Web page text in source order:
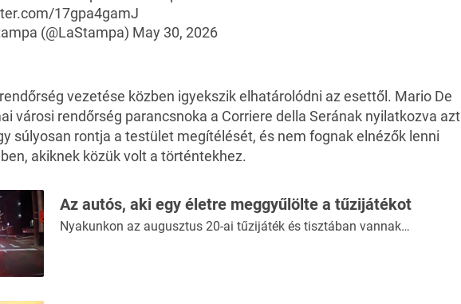
17gpa4gamJ
(@LaStampa) May 30, 2026
vezetése közben igyekszik elhatárolódni az esettől. Mario De
városi rendőrség parancsnoka a Corriere della Serának nyilatkozva azt
súlyosan rontja a testület megítélését, és nem fognak elnézők lenni
akiknek közük volt a történtekhez.
Az autós, aki egy életre meggyűlölte a tűzijátékot
Nyakunkon az augusztus 20-ai tűzijáték és tisztában vannak…